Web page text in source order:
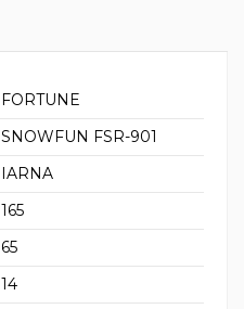
FORTUNE
SNOWFUN FSR-901
IARNA
165
65
14